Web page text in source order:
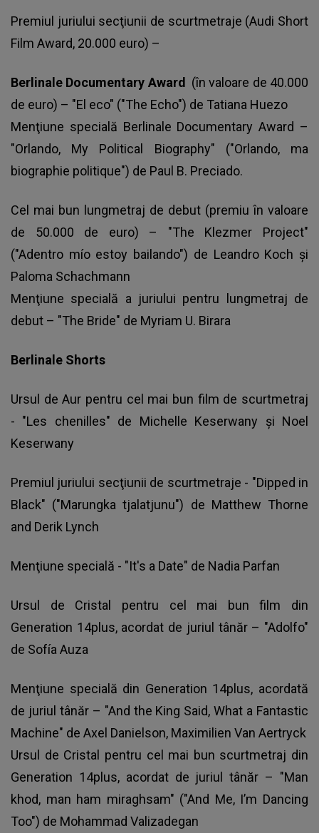
Premiul juriului secţiunii de scurtmetraje (Audi Short
Film Award, 20.000 euro) –
Berlinale Documentary Award (în valoare de 40.000
de euro) – "El eco" ("The Echo") de Tatiana Huezo
Menţiune specială Berlinale Documentary Award –
"Orlando, My Political Biography" ("Orlando, ma
biographie politique") de Paul B. Preciado.
Cel mai bun lungmetraj de debut (premiu în valoare
de 50.000 de euro) – "The Klezmer Project"
("Adentro mío estoy bailando") de Leandro Koch şi
Paloma Schachmann
Menţiune specială a juriului pentru lungmetraj de
debut – "The Bride" de Myriam U. Birara
Berlinale Shorts
Ursul de Aur pentru cel mai bun film de scurtmetraj
- "Les chenilles" de Michelle Keserwany şi Noel
Keserwany
Premiul juriului secţiunii de scurtmetraje - "Dipped in
Black" ("Marungka tjalatjunu") de Matthew Thorne
and Derik Lynch
Menţiune specială - "It's a Date" de Nadia Parfan
Ursul de Cristal pentru cel mai bun film din
Generation 14plus, acordat de juriul tânăr – "Adolfo"
de Sofía Auza
Menţiune specială din Generation 14plus, acordată
de juriul tânăr – "And the King Said, What a Fantastic
Machine" de Axel Danielson, Maximilien Van Aertryck
Ursul de Cristal pentru cel mai bun scurtmetraj din
Generation 14plus, acordat de juriul tânăr – "Man
khod, man ham miraghsam" ("And Me, I’m Dancing
Too") de Mohammad Valizadegan